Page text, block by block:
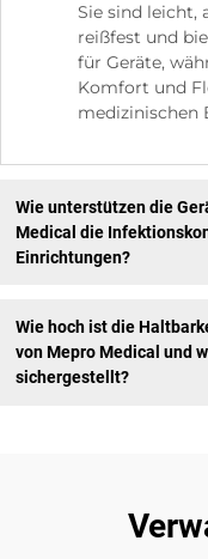
Sie sind leicht,
reißfest und
für Geräte,
Komfort und
medizinischen
Wie unterstützen die
Medical die
Einrichtungen?
Wie hoch ist die
von Mepro Medical und
sichergestellt?